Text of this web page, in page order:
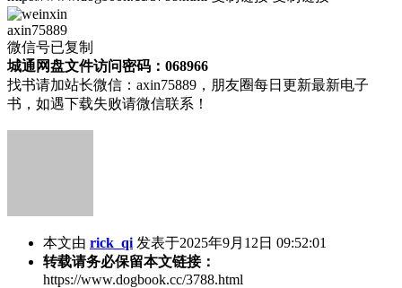
axin75889
微信号已复制
城通网盘文件访问密码：068966
找书请加站长微信：axin75889，朋友圈每日更新最新电子
书，如遇下载失败请微信联系！
本文由 rick_qi 发表于2025年9月12日 09:52:01
转载请务必保留本文链接：
https://www.dogbook.cc/3788.html